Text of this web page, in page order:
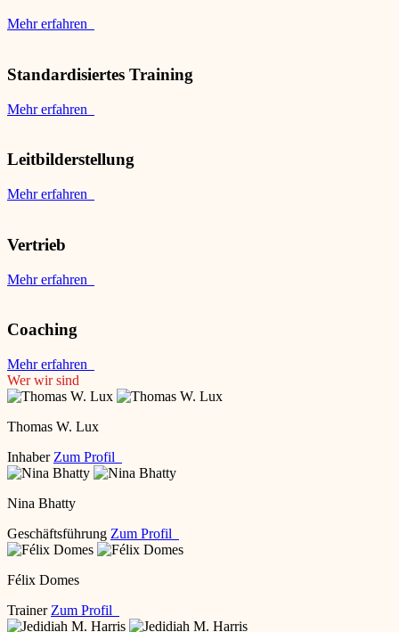
Mehr erfahren
Standardisiertes Training
Mehr erfahren
Leitbilderstellung
Mehr erfahren
Vertrieb
Mehr erfahren
Coaching
Mehr erfahren
Wer wir sind
Thomas W. Lux
Inhaber Zum Profil
Nina Bhatty
Geschäftsführung Zum Profil
Félix Domes
Trainer Zum Profil